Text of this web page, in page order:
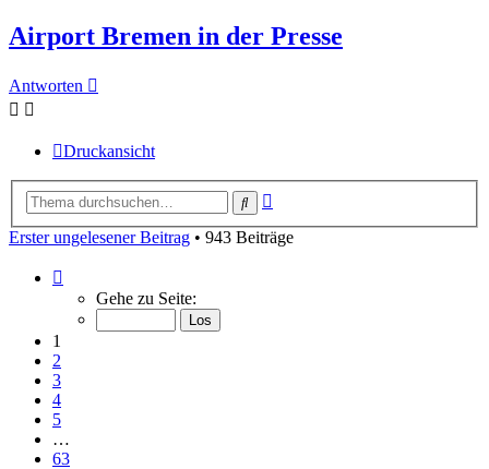
Airport Bremen in der Presse
Antworten
Druckansicht
Suche
Erster ungelesener Beitrag • 943 Beiträge
von
Gehe zu Seite:
1
2
3
4
5
…
63